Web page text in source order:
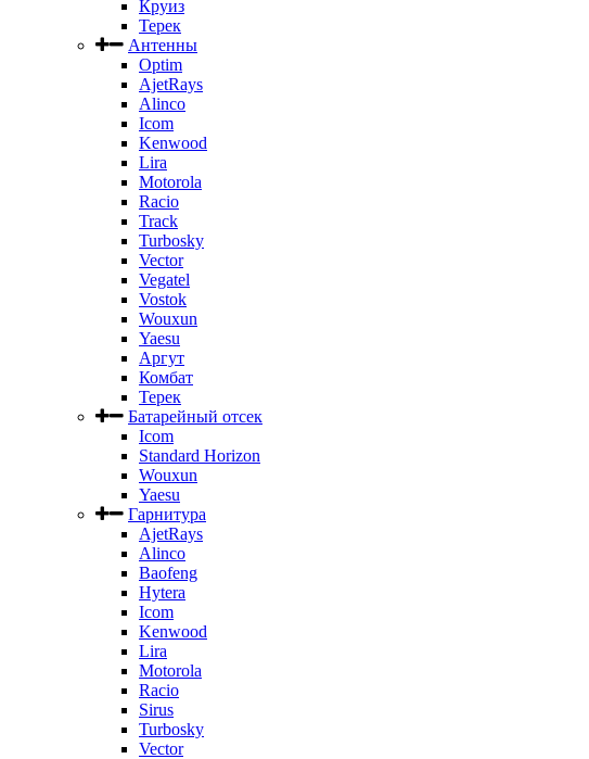
Круиз
Терек
Антенны
Optim
AjetRays
Alinco
Icom
Kenwood
Lira
Motorola
Racio
Track
Turbosky
Vector
Vegatel
Vostok
Wouxun
Yaesu
Аргут
Комбат
Терек
Батарейный отсек
Icom
Standard Horizon
Wouxun
Yaesu
Гарнитура
AjetRays
Alinco
Baofeng
Hytera
Icom
Kenwood
Lira
Motorola
Racio
Sirus
Turbosky
Vector